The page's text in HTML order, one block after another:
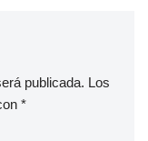
publicada. Los
*